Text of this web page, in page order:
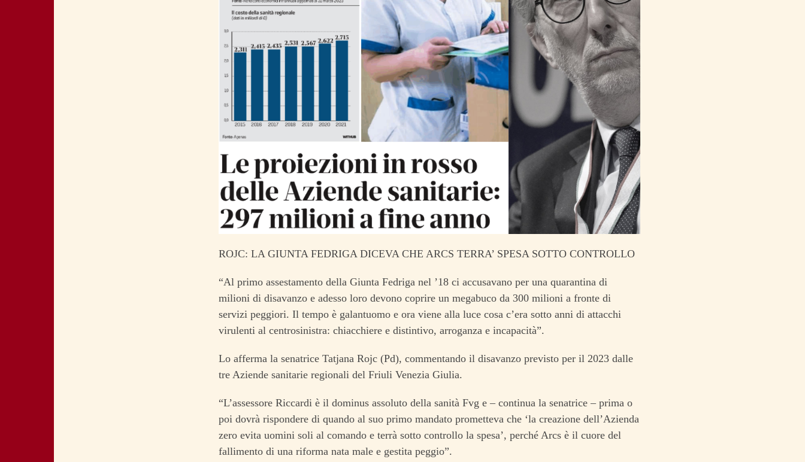
ROJC: LA GIUNTA FEDRIGA DICEVA CHE ARCS TERRA’ SPESA SOTTO CONTROLLO
“Al primo assestamento della Giunta Fedriga nel ’18 ci accusavano per una quarantina di
milioni di disavanzo e adesso loro devono coprire un megabuco da 300 milioni a fronte di
servizi peggiori. Il tempo è galantuomo e ora viene alla luce cosa c’era sotto anni di attacchi
virulenti al centrosinistra: chiacchiere e distintivo, arroganza e incapacità”.
Lo afferma la senatrice Tatjana Rojc (Pd), commentando il disavanzo previsto per il 2023 dalle
tre Aziende sanitarie regionali del Friuli Venezia Giulia.
“L’assessore Riccardi è il dominus assoluto della sanità Fvg e – continua la senatrice – prima o
poi dovrà rispondere di quando al suo primo mandato prometteva che ‘la creazione dell’Azienda
zero evita uomini soli al comando e terrà sotto controllo la spesa’, perché Arcs è il cuore del
fallimento di una riforma nata male e gestita peggio”.